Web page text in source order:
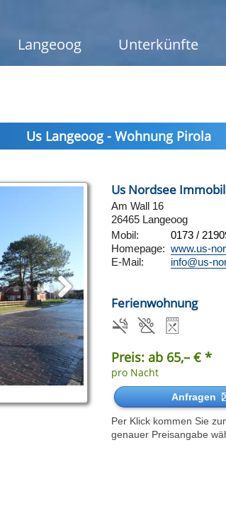
Langeoog Unterkünfte
Us Langeoog - Wohnung Pirola
Us Nordsee
Am Wall 16
26465 Langeoog
Mobil:
0173 /
Homepage: www.us-
E-Mail:
info@us-
Ferienwohnung
Preis: ab 65,– € *
pro Nacht
Anfragen
Per Klick kommen Sie
genauer Preisangabe